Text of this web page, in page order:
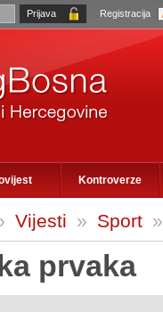
Registracija
Kontroverze
Vijesti » Sport »
prvaka